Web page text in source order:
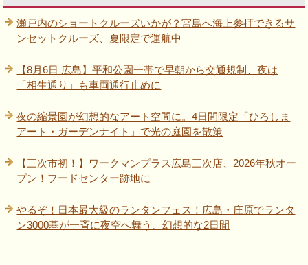
瀬戸内のショートクルーズいかが？宮島へ海上参拝できるサ
ンセットクルーズ、夏限定で運航中
【8月6日 広島】平和公園一帯で早朝から交通規制、夜は
「相生通り」も車両通行止めに
夜の縮景園が幻想的なアート空間に。4日間限定「ひろしま
アート・ガーデンナイト」で光の庭園を散策
【三次市初！】ワークマンプラス広島三次店、2026年秋オー
プン！フードセンター跡地に
やるぞ！日本最大級のランタンフェス！広島・庄原でランタ
ン3000基が一斉に夜空へ舞う、幻想的な2日間